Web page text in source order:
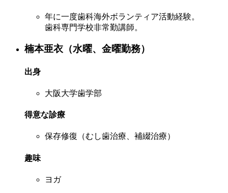
年に一度歯科海外ボランティア活動経験。
歯科専門学校非常勤講師。
楠本亜衣（水曜、金曜勤務）
出身
大阪大学歯学部
得意な診療
保存修復（むし歯治療、補綴治療）
趣味
ヨガ